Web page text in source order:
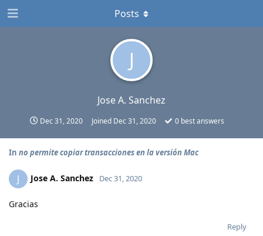
J
Jose A. Sanchez
Dec 31, 2020 Joined Dec 31, 2020 0 best answers
Posts
In no permite copiar transacciones en la versión Mac
J Jose A. Sanchez Dec 31, 2020
Gracias
Reply